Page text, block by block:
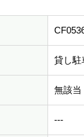
貸し駐
無該当
---